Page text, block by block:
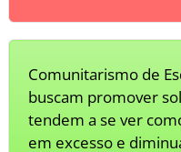
Comunitarismo de
buscam promover
tendem a se ver
em excesso e